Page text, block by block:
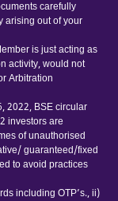
carefully
arising out of your
is just acting as
activity, would not
Arbitration
2022, BSE circular
investors are
of unauthorised
guaranteed/fixed
to avoid practices
including OTP’s., ii)